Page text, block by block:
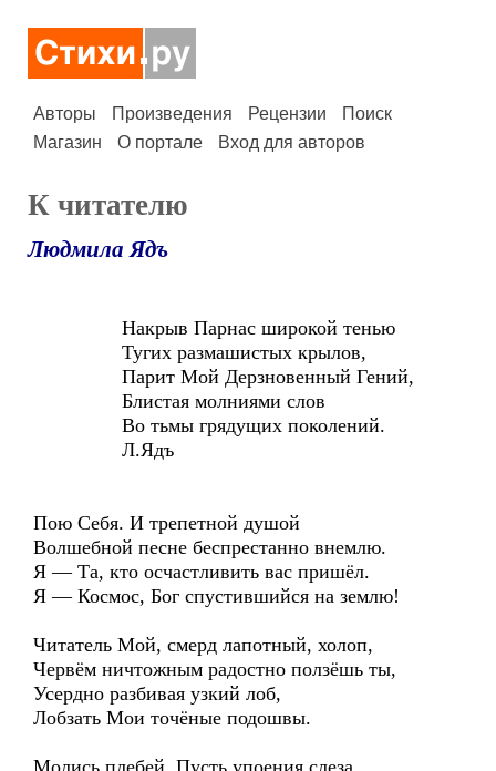
Авторы Произведения Рецензии
Поиск
Магазин
О портале Вход для авторов
К читателю
Людмила Ядъ
Накрыв Парнас широкой тенью
Тугих размашистых крылов,
Парит Мой Дерзновенный Гений,
Блистая молниями слов
Во тьмы грядущих поколений.
Л.Ядъ
Пою Себя. И трепетной душой
Волшебной песне беспрестанно внемлю.
Я — Та, кто осчастливить вас пришёл.
Я — Космос, Бог спустившийся на землю!
Читатель Мой, смерд лапотный, холоп,
Червём ничтожным радостно ползёшь ты,
Усердно разбивая узкий лоб,
Лобзать Мои точёные подошвы.
Молись плебей. Пусть упоения слеза,